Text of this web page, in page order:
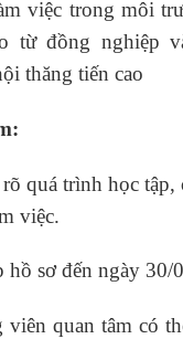
việc trong môi
từ đồng nghiệp
thăng tiến cao
quá trình học tập,
việc.
hồ sơ đến ngày 30/
viên quan tâm có